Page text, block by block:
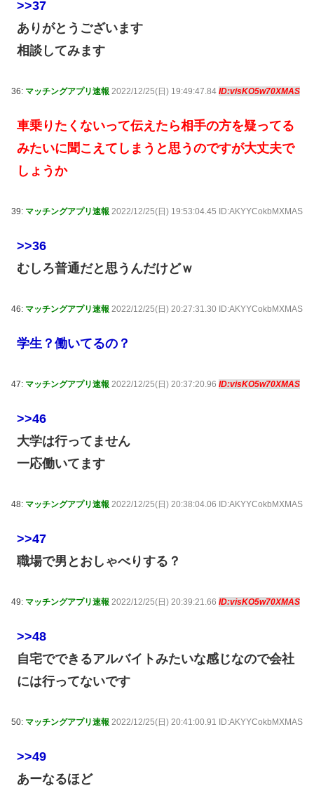
>>37
ありがとうございます
相談してみます
36: マッチングアプリ速報 2022/12/25(日) 19:49:47.84 ID:visKO5w70XMAS
車乗りたくないって伝えたら相手の方を疑ってる
みたいに聞こえてしまうと思うのですが大丈夫で
しょうか
39: マッチングアプリ速報 2022/12/25(日) 19:53:04.45 ID:AKYYCokbMXMAS
>>36
むしろ普通だと思うんだけどｗ
46: マッチングアプリ速報 2022/12/25(日) 20:27:31.30 ID:AKYYCokbMXMAS
学生？働いてるの？
47: マッチングアプリ速報 2022/12/25(日) 20:37:20.96 ID:visKO5w70XMAS
>>46
大学は行ってません
一応働いてます
48: マッチングアプリ速報 2022/12/25(日) 20:38:04.06 ID:AKYYCokbMXMAS
>>47
職場で男とおしゃべりする？
49: マッチングアプリ速報 2022/12/25(日) 20:39:21.66 ID:visKO5w70XMAS
>>48
自宅でできるアルバイトみたいな感じなので会社
には行ってないです
50: マッチングアプリ速報 2022/12/25(日) 20:41:00.91 ID:AKYYCokbMXMAS
>>49
あーなるほど